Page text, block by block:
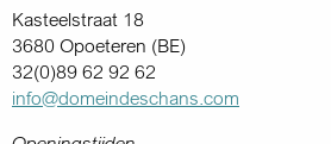
Kasteelstraat 18
3680 Opoeteren (BE)
32(0)89 62 92 62
info@domeindeschans.com